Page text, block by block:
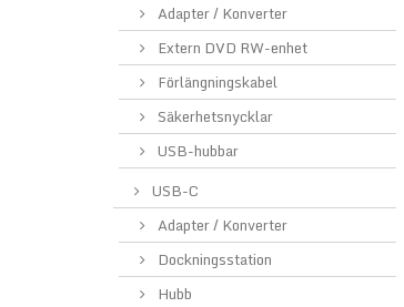
Adapter / Konverter
Extern DVD RW-enhet
Förlängningskabel
Säkerhetsnycklar
USB-hubbar
USB-C
Adapter / Konverter
Dockningsstation
Hubb